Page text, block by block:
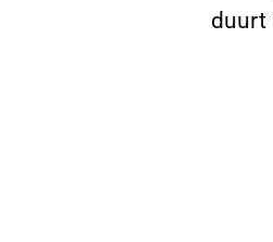
duurt